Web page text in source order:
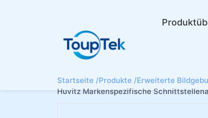
Startseite /Produkte /Erweiterte
Huvitz Markenspezifische